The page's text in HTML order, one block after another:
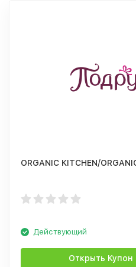
ORGANIC KITCHEN/
Действующий
Открыть Купон